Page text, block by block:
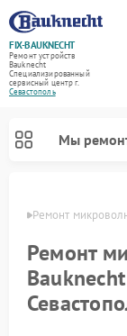
FIX-BAUKNECHT
Ремонт устройств
Bauknecht
Специализированный
cервисный центр г.
Севастополь
Мы
Ремонт
Ремонт